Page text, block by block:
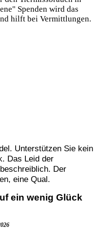
Spenden wird das
hilft bei Vermittlungen.
Unterstützen Sie kein
Das Leid der
Der
eine Qual.
ein wenig Glück